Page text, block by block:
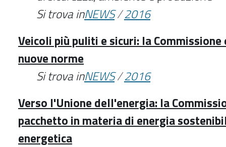
Si trova inNEWS/2016
Veicoli più puliti e sicuri: la
nuove norme
Si trova inNEWS/2016
Verso l'Unione dell'energia: la
pacchetto in materia di energia
energetica